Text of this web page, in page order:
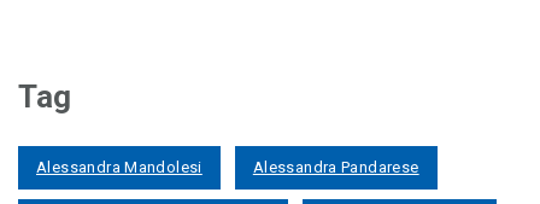
Tag
Alessandra Mandolesi Alessandra Pandarese